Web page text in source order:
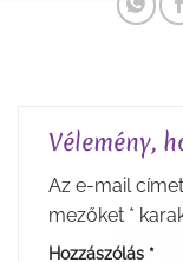
Vélemény,
Az e-mail
mezőket *
Hozzászólás *